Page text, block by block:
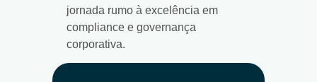
jornada rumo à excelência em
compliance e governança
corporativa.